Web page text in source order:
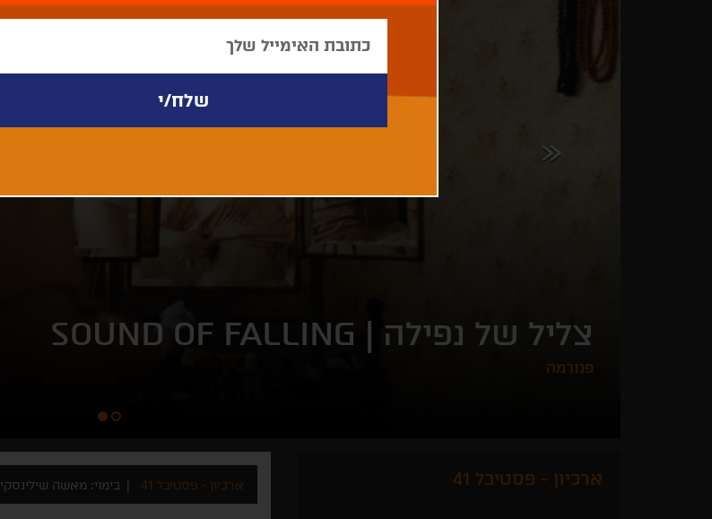
צליל של נפילה | SOUND OF FALLING
פנורמה
ארכיון - פסטיבל 41 ארכיון - פסטיבל 41 בימוי: מאשה שילינסקי